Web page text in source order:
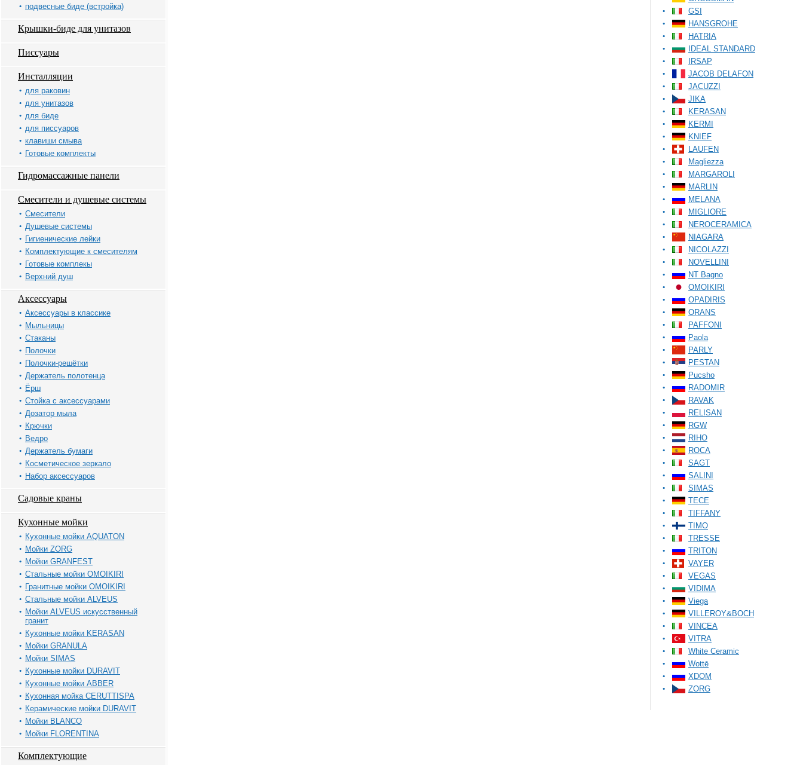
подвесные биде (встройка)
Крышки-биде для унитазов
Писсуары
Инсталляции
для раковин
для унитазов
для биде
для писсуаров
клавиши смыва
Готовые комплекты
Гидромассажные панели
Смесители и душевые системы
Смесители
Душевые системы
Гигиенические лейки
Комплектующие к смесителям
Готовые комплекы
Верхний душ
Аксессуары
Аксессуары в классике
Мыльницы
Стаканы
Полочки
Полочки-решётки
Держатель полотенца
Ёрш
Стойка с аксессуарами
Дозатор мыла
Крючки
Ведро
Держатель бумаги
Косметическое зеркало
Набор аксессуаров
Садовые краны
Кухонные мойки
Кухонные мойки AQUATON
Мойки ZORG
Мойки GRANFEST
Стальные мойки OMOIKIRI
Гранитные мойки OMOIKIRI
Стальные мойки ALVEUS
Мойки ALVEUS искусственный
гранит
Кухонные мойки KERASAN
Мойки GRANULA
Мойки SIMAS
Кухонные мойки DURAVIT
Кухонные мойки ABBER
Кухонная мойка CERUTTISPA
Керамические мойки DURAVIT
Мойки BLANCO
Мойки FLORENTINA
Комплектующие
GSI
HANSGROHE
HATRIA
IDEAL STANDARD
IRSAP
JACOB DELAFON
JACUZZI
JIKA
KERASAN
KERMI
KNIEF
LAUFEN
Magliezza
MARGAROLI
MARLIN
MELANA
MIGLIORE
NEROCERAMICA
NIAGARA
NICOLAZZI
NOVELLINI
NT Bagno
OMOIKIRI
OPADIRIS
ORANS
PAFFONI
Paola
PARLY
PESTAN
Pucsho
RADOMIR
RAVAK
RELISAN
RGW
RIHO
ROCA
SAGT
SALINI
SIMAS
TECE
TIFFANY
TIMO
TRESSE
TRITON
VAYER
VEGAS
VIDIMA
Viega
VILLEROY&BOCH
VINCEA
VITRA
White Ceramic
Wottē
XDOM
ZORG